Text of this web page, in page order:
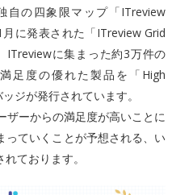
自の四象限マップ「ITreview
に発表された「ITreview Grid
ITreviewに集まった約3万件の
足度の優れた製品を「High
ジが発行されています。
ーからの満足度が高いことに
っていくことが予想される、い
ております。